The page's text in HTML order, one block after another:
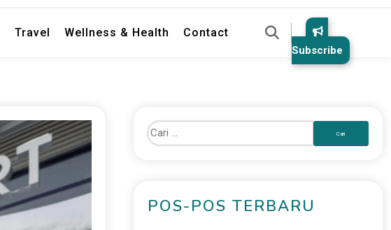
Travel Wellness & Health Contact
Subscribe
POS-POS TERBARU